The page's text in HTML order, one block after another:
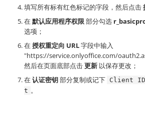
填写所有标有红色标记的字段，然后点击
在默认应用程序权限 部分勾选
选项；
在授权重定向 URL字段中输入
"https://service.onlyoffice.com/
然后在页面底部点击更新 以保存更改；
在认证密钥部分复制或记下 Client ID
t 。